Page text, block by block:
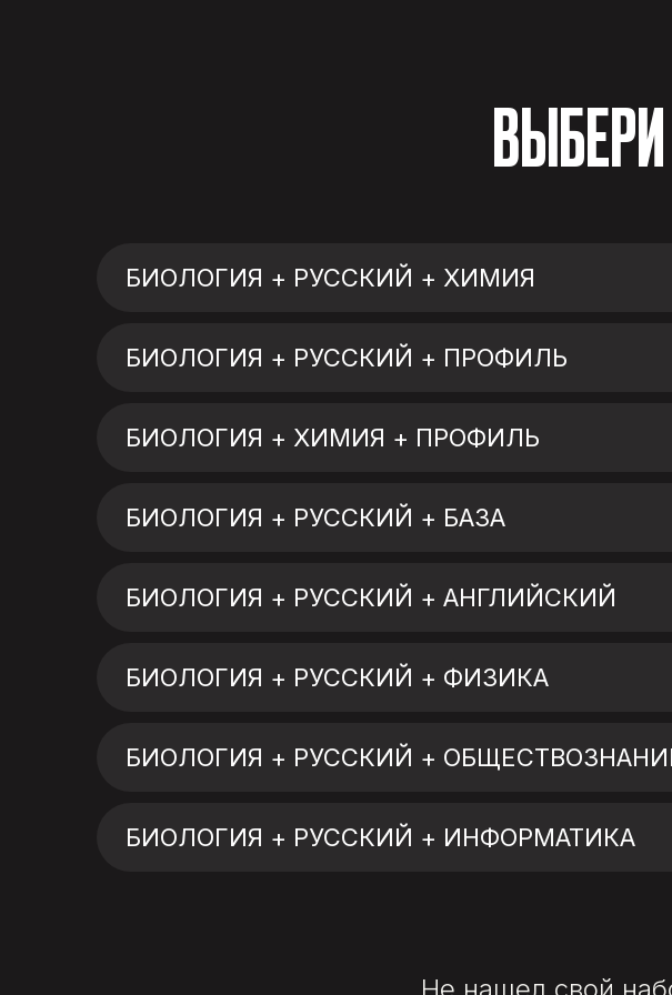
ВЫБЕРИ
БИОЛОГИЯ + РУССКИЙ + ХИМИЯ
БИОЛОГИЯ + РУССКИЙ + ПРОФИЛЬ
БИОЛОГИЯ + ХИМИЯ + ПРОФИЛЬ
БИОЛОГИЯ + РУССКИЙ + БАЗА
БИОЛОГИЯ + РУССКИЙ + АНГЛИЙСКИЙ
БИОЛОГИЯ + РУССКИЙ + ФИЗИКА
БИОЛОГИЯ + РУССКИЙ +
БИОЛОГИЯ + РУССКИЙ + ИНФОРМАТИКА